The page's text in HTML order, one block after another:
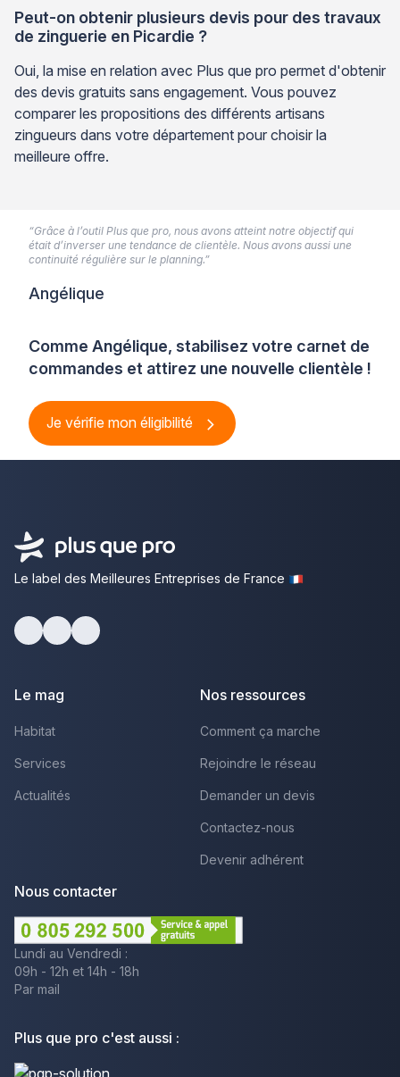
Peut-on obtenir plusieurs devis pour des travaux
de zinguerie en Picardie ?
Oui, la mise en relation avec Plus que pro permet d'obtenir
des devis gratuits sans engagement. Vous pouvez
comparer les propositions des différents artisans
zingueurs dans votre département pour choisir la
meilleure offre.
Comme Angélique, stabilisez votre carnet de
commandes et attirez une nouvelle clientèle !
Je vérifie mon éligibilité
“Grâce à l’outil Plus que pro, nous avons atteint notre objectif qui
était d’inverser une tendance de clientèle. Nous avons aussi une
continuité régulière sur le planning.”
Angélique
Le label des Meilleures Entreprises de France
Le mag
Habitat
Services
Actualités
Nos ressources
Comment ça marche
Rejoindre le réseau
Demander un devis
Contactez-nous
Devenir adhérent
Nous contacter
Lundi au Vendredi :
09h - 12h et 14h - 18h
Par mail
Plus que pro c'est aussi :